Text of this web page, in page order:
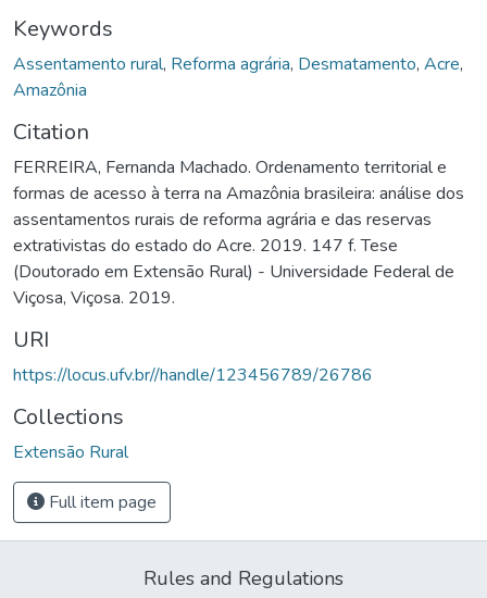
Keywords
Assentamento rural, Reforma agrária, Desmatamento, Acre,
Amazônia
Citation
FERREIRA, Fernanda Machado. Ordenamento territorial e
formas de acesso à terra na Amazônia brasileira: análise dos
assentamentos rurais de reforma agrária e das reservas
extrativistas do estado do Acre. 2019. 147 f. Tese
(Doutorado em Extensão Rural) - Universidade Federal de
Viçosa, Viçosa. 2019.
URI
https://locus.ufv.br//handle/123456789/26786
Collections
Extensão Rural
Full item page
Rules and Regulations